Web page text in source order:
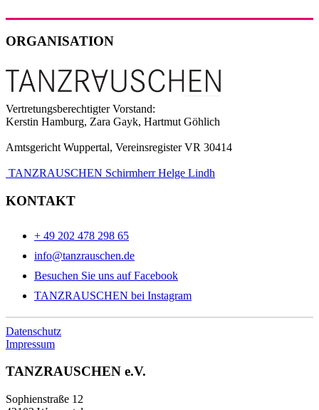
ORGANISATION
Vertretungsberechtigter Vorstand:
Kerstin Hamburg, Zara Gayk, Hartmut Göhlich
Amtsgericht Wuppertal, Vereinsregister VR 30414
TANZRAUSCHEN Schirmherr Helge Lindh
KONTAKT
+ 49 202 478 298 65
info@tanzrauschen.de
Besuchen Sie uns auf Facebook
TANZRAUSCHEN bei Instagram
Datenschutz
Impressum
TANZRAUSCHEN e.V.
Sophienstraße 12